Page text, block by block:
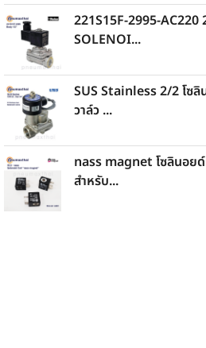
221S15F-2995-AC220
SOLENOI...
SUS Stainless 2/2 โซ
วาล์ว ...
nass magnet โซลินอย
สำหรับ...